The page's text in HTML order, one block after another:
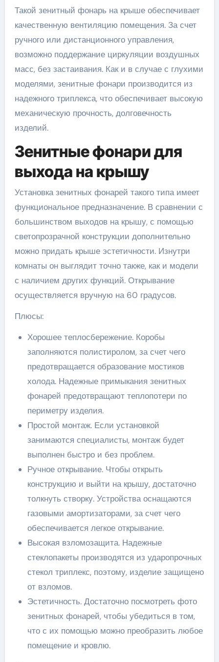
Такой зенитный фонарь на крыше обеспечивает
качественную вентиляцию помещения. За счет
ручного или дистанционного управления,
возможно поддержание циркуляции воздушных
масс, без застаивания. Как и в случае с глухими
моделями, зенитные фонари производится из
надежного триплекса, что обеспечивает высокую
механическую прочность, долговечность
изделий.
Зенитные фонари для
выхода на крышу
Установка зенитных фонарей такого типа имеет
функциональное предназначение. В сравнении с
большинством выходов на крышу, с помощью
светопрозрачной конструкции дополнительно
можно придать крыше эстетичности. Изнутри
комнаты он выглядит точно также, как и модели
с наличием других функций. Открывание
осуществляется вручную на 60 градусов.
Плюсы:
Хорошее теплосбережение. Коробы
заполняются полистиролом, за счет чего
предотвращается образование мостиков
холода. Надежные примыкания зенитных
фонарей предотвращают теплопотери по
периметру изделия.
Простой монтаж. Если установкой
занимаются специалисты, монтаж будет
выполнен быстро и без проблем.
Ручное открывание. Чтобы открыть
конструкцию и выйти на крышу, достаточно
толкнуть створку. Устройства оснащаются
газовыми амортизаторами, за счет чего
обеспечивается легкое открывание.
Высокая взломозащита. Надежные
стеклопакеты производятся из ударопрочных
стекол триплекс, поэтому, изделие защищено
от взломов.
Эстетичность. Достаточно посмотреть фото
зенитных фонарей, чтобы убедиться в том,
что с их помощью можно преобразить любое
помещение и кровлю.